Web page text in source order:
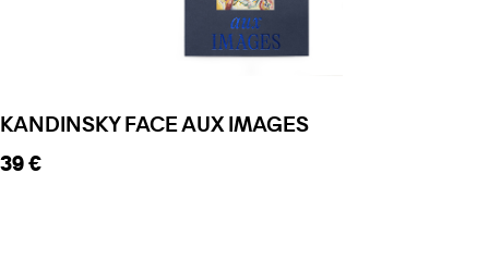
KANDINSKY FACE AUX IMAGES
Prix ​​actuel
39 €